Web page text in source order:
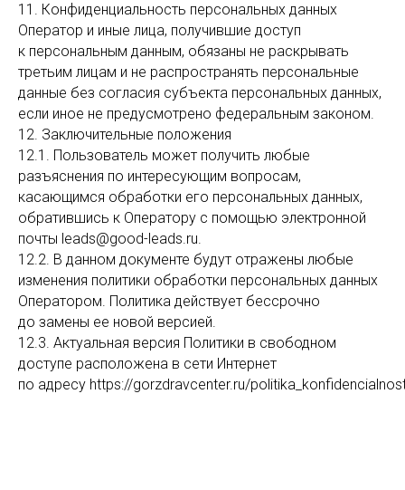
11. Конфиденциальность персональных данных
Оператор и иные лица, получившие доступ
к персональным данным, обязаны не раскрывать
третьим лицам и не распространять персональные
данные без согласия субъекта персональных данных,
если иное не предусмотрено федеральным законом.
12. Заключительные положения
12.1. Пользователь может получить любые
разъяснения по интересующим вопросам,
касающимся обработки его персональных данных,
обратившись к Оператору с помощью электронной
почты leads@good-leads.ru.
12.2. В данном документе будут отражены любые
изменения политики обработки персональных данных
Оператором. Политика действует бессрочно
до замены ее новой версией.
12.3. Актуальная версия Политики в свободном
доступе расположена в сети Интернет
по адресу https://gorzdravcenter.ru/